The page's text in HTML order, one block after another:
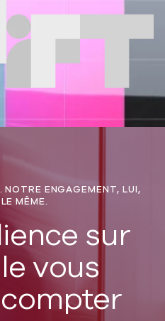
NOTRE ENGAGEMENT, LUI,
MÊME.
sur
vous